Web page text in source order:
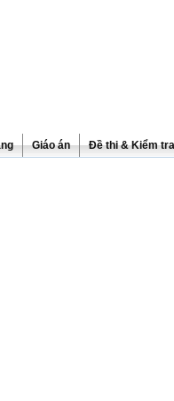
Giáo án Đề thi & Kiểm tra